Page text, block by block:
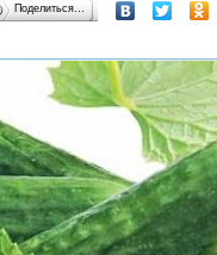
Поделиться…